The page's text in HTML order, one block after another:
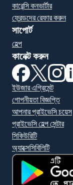
কারেন্সি কনভার্টার
ফ্রেন্ডদের রেফার করুন
সাপোর্ট
হেল্প
কানেক্ট করুন
(নতুন উইন্ডোতে
(নতুন
ইউজার এগ্রিমেন্ট
গোপনীয়তা বিজ্ঞপ্তি
আপনার প্রাইভেসি চয়েস
প্রাইভেসি হেল্প সেন্টার
সিকিউরিটি
অ্যাক্সেসিবিলিটি